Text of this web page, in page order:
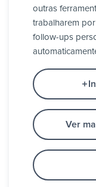
outras
trabalharem
follow-ups
Ver